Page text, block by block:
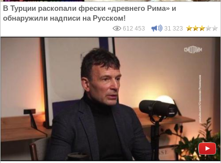
В Турции раскопали фрески «древнего Рима» и
обнаружили надписи на Русском!
612 453 31 323